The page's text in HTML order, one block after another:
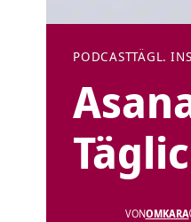
PODCASTTÄGL.
VONOMKARA